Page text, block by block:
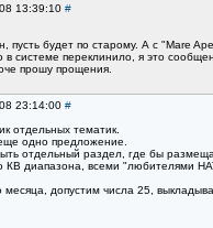
13:39:10 #
пусть будет по старому. А с "Mare
в системе переклинило, я это
прошу прощения.
23:14:00 #
отдельных тематик.
одно предложение.
отдельный раздел, где бы
КВ диапазона, всеми "любителями
месяца, допустим числа 25,